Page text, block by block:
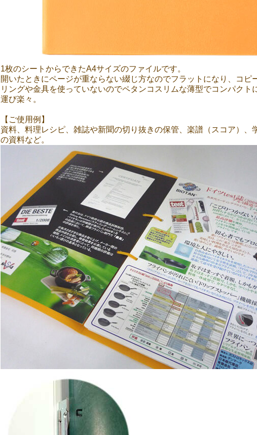
1枚のシートからできたA4サイズのファイルです。
開いたときにページが重ならない綴じ方なのでフラットになり、コピ
リングや金具を使っていないのでペタンコスリムな薄型でコンパクト
運び楽々。
【ご使用例】
資料、料理レシピ、雑誌や新聞の切り抜きの保管、楽譜（スコア）、
の資料など。